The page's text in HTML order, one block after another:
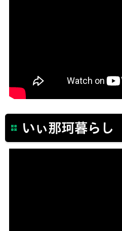
いぃ那珂暮ら